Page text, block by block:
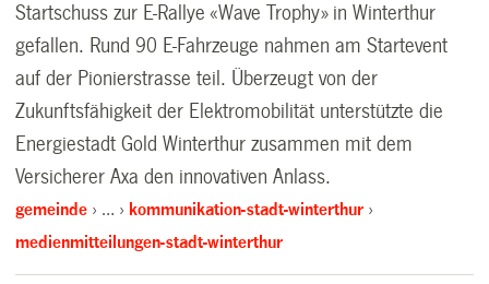
Startschuss zur E-Rallye «Wave Trophy» in Winterthur
gefallen. Rund 90 E-Fahrzeuge nahmen am Startevent
auf der Pionierstrasse teil. Überzeugt von der
Zukunftsfähigkeit der Elektromobilität unterstützte die
Energiestadt Gold Winterthur zusammen mit dem
Versicherer Axa den innovativen Anlass.
gemeinde …
kommunikation-stadt-winterthur
medienmitteilungen-stadt-winterthur